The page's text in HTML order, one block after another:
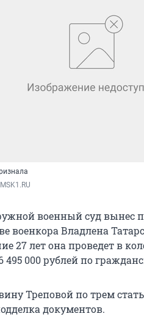
военный суд вынес
военкора Владлена
27 лет она проведет в
495 000 рублей по
Треповой по трем
документов.